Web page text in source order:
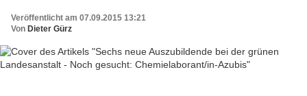
Veröffentlicht am 07.09.2015 13:21
Von Dieter Gürz